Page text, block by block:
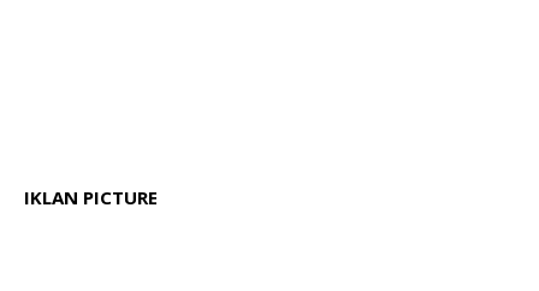
IKLAN PICTURE